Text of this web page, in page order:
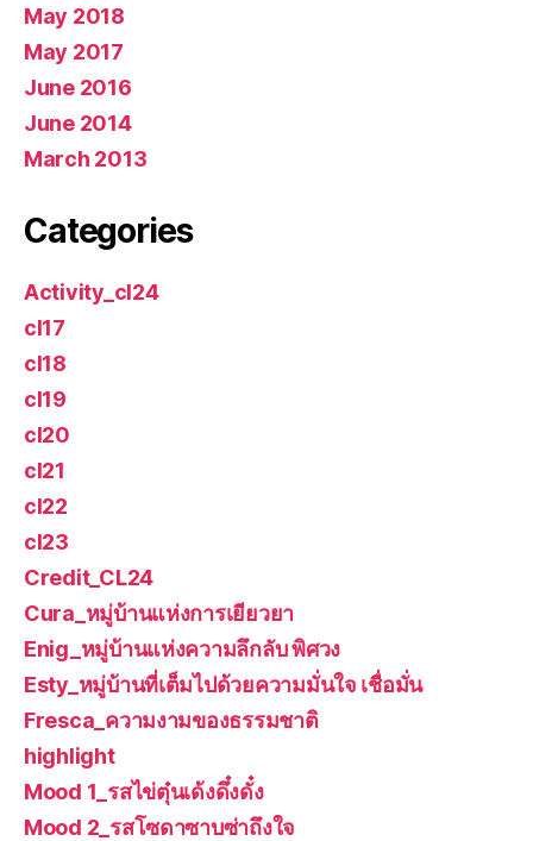
May 2018
May 2017
June 2016
June 2014
March 2013
Categories
Activity_cl24
cl17
cl18
cl19
cl20
cl21
cl22
cl23
Credit_CL24
Cura_หมู่บ้านแห่งการเยียวยา
Enig_หมู่บ้านแห่งความลึกลับ พิศวง
Esty_หมู่บ้านที่เต็มไปด้วยความมั่นใจ เชื่อมั่น
Fresca_ความงามของธรรมชาติ
highlight
Mood 1_รสไข่ตุ๋นเด้งดึ๋งดั๋ง
Mood 2_รสโซดาซาบซ่าถึงใจ